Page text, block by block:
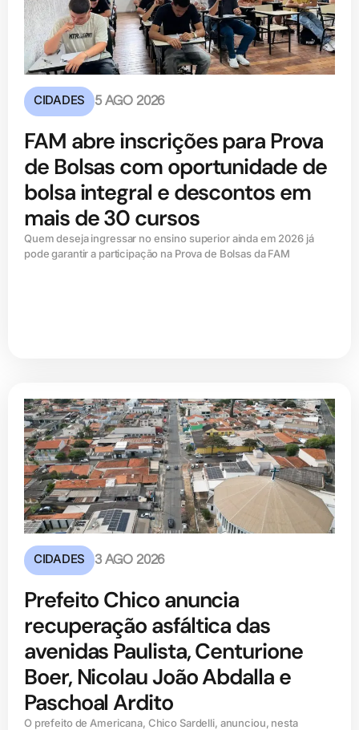
CIDADES 5 AGO 2026
FAM abre inscrições para Prova
de Bolsas com oportunidade de
bolsa integral e descontos em
mais de 30 cursos
Quem deseja ingressar no ensino superior ainda em 2026 já
pode garantir a participação na Prova de Bolsas da FAM
CIDADES 3 AGO 2026
Prefeito Chico anuncia
recuperação asfáltica das
avenidas Paulista, Centurione
Boer, Nicolau João Abdalla e
Paschoal Ardito
O prefeito de Americana, Chico Sardelli, anunciou, nesta